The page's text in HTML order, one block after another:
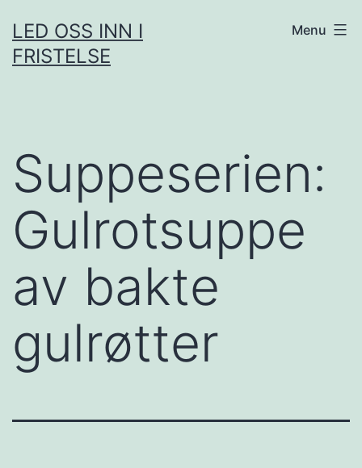
to
content
LED OSS INN I
FRISTELSE
Menu
Suppeserien:
Gulrotsuppe
av bakte
gulrøtter